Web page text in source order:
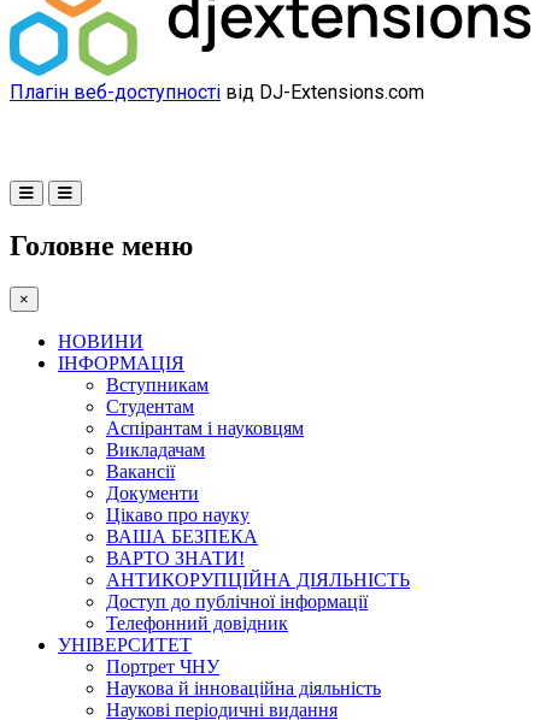
Плагін веб-доступності від DJ-Extensions.com
Головне меню
×
НОВИНИ
ІНФОРМАЦІЯ
Вступникам
Студентам
Аспірантам і науковцям
Викладачам
Вакансії
Документи
Цікаво про науку
ВАША БЕЗПЕКА
ВАРТО ЗНАТИ!
АНТИКОРУПЦІЙНА ДІЯЛЬНІСТЬ
Доступ до публічної інформації
Телефонний довідник
УНІВЕРСИТЕТ
Портрет ЧНУ
Наукова й інноваційна діяльність
Наукові періодичні видання